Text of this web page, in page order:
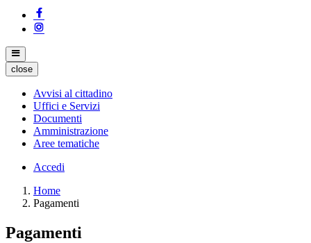
close
Avvisi al cittadino
Uffici e Servizi
Documenti
Amministrazione
Aree tematiche
Accedi
Home
Pagamenti
Pagamenti